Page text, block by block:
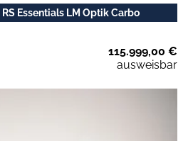
Essentials LM Optik Carbo
115.999,00 €
ausweisbar